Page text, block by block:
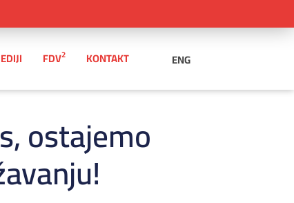
FDV2 KONTAKT ENG
ostajemo